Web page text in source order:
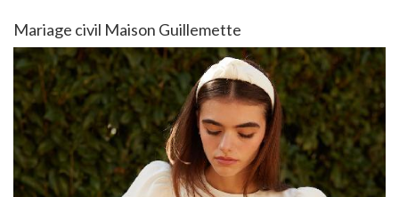
Mariage civil Maison Guillemette